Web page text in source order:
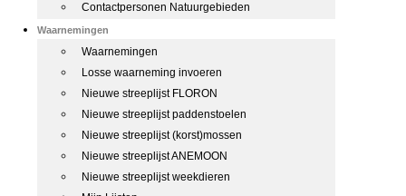
Contactpersonen Natuurgebieden
Waarnemingen
Waarnemingen
Losse waarneming invoeren
Nieuwe streeplijst FLORON
Nieuwe streeplijst paddenstoelen
Nieuwe streeplijst (korst)mossen
Nieuwe streeplijst ANEMOON
Nieuwe streeplijst weekdieren